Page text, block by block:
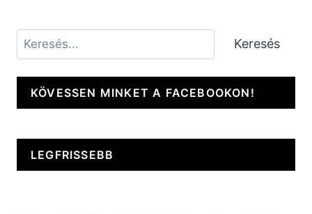
Keresés Keresés
KÖVESSEN MINKET A FACEBOOKON!
LEGFRISSEBB